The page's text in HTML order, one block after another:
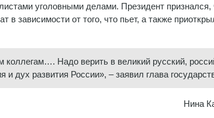
уголовными делами. Президент признался,
зависимости от того, что пьет, а также
Надо верить в великий русский,
дух развития России», – заявил глава
Нина